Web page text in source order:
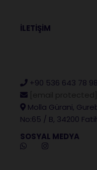
İLETİŞİM
+90 536 643 78 98
Molla Gürani,
No:65 / B, 34200
SOSYAL MEDYA